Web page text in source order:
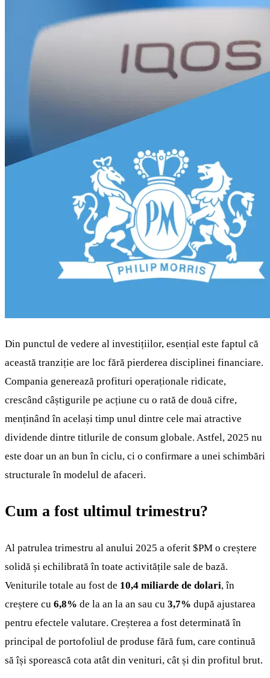
Din punctul de vedere al investițiilor, esențial este faptul că
această tranziție are loc fără pierderea disciplinei financiare.
Compania generează profituri operaționale ridicate,
crescând câștigurile pe acțiune cu o rată de două cifre,
menținând în același timp unul dintre cele mai atractive
dividende dintre titlurile de consum globale. Astfel, 2025 nu
este doar un an bun în ciclu, ci o confirmare a unei schimbări
structurale în modelul de afaceri.
Cum a fost ultimul trimestru?
Al patrulea trimestru al anului 2025 a oferit $PM o creștere
solidă și echilibrată în toate activitățile sale de bază.
Veniturile totale au fost de 10,4 miliarde de dolari, în
creștere cu 6,8% de la an la an sau cu 3,7% după ajustarea
pentru efectele valutare. Creșterea a fost determinată în
principal de portofoliul de produse fără fum, care continuă
să își sporească cota atât din venituri, cât și din profitul brut.